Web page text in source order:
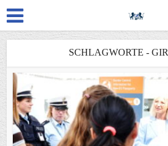
SCHLAGWORTE -